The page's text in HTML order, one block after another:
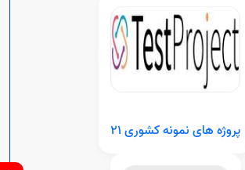
پروژه های نمونه کشوری 21